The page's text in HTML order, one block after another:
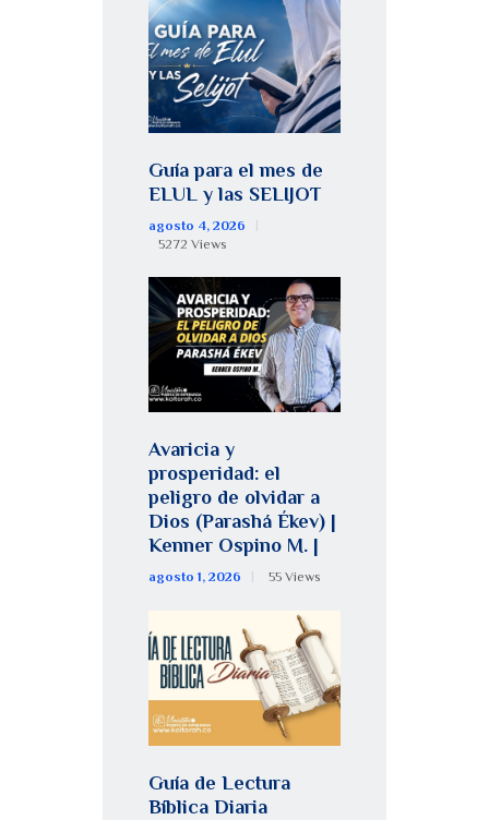
Guía para el mes de
ELUL y las SELIJOT
agosto 4, 2026
5272 Views
Avaricia y
prosperidad: el
peligro de olvidar a
Dios (Parashá Ékev) |
Kenner Ospino M. |
agosto 1, 2026 55 Views
Guía de Lectura
Bíblica Diaria